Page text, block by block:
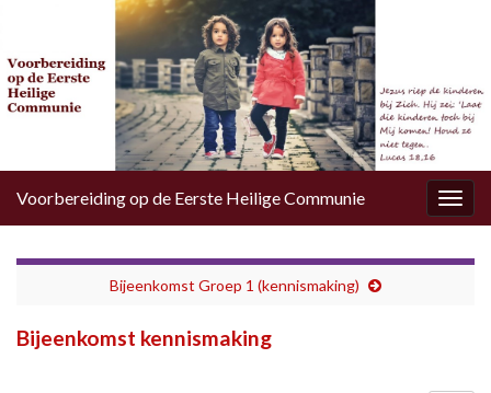
Voorbereiding op de Eerste Heilige Communie
Bijeenkomst Groep 1 (kennismaking)
Bijeenkomst kennismaking